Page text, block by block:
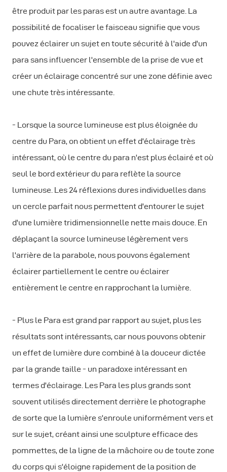
être produit par les paras est un autre avantage. La
possibilité de focaliser le faisceau signifie que vous
pouvez éclairer un sujet en toute sécurité à l'aide d'un
para sans influencer l'ensemble de la prise de vue et
créer un éclairage concentré sur une zone définie avec
une chute très intéressante.
- Lorsque la source lumineuse est plus éloignée du
centre du Para, on obtient un effet d'éclairage très
intéressant, où le centre du para n'est plus éclairé et où
seul le bord extérieur du para reflète la source
lumineuse. Les 24 réflexions dures individuelles dans
un cercle parfait nous permettent d'entourer le sujet
d'une lumière tridimensionnelle nette mais douce. En
déplaçant la source lumineuse légèrement vers
l'arrière de la parabole, nous pouvons également
éclairer partiellement le centre ou éclairer
entièrement le centre en rapprochant la lumière.
- Plus le Para est grand par rapport au sujet, plus les
résultats sont intéressants, car nous pouvons obtenir
un effet de lumière dure combiné à la douceur dictée
par la grande taille - un paradoxe intéressant en
termes d'éclairage. Les Para les plus grands sont
souvent utilisés directement derrière le photographe
de sorte que la lumière s'enroule uniformément vers et
sur le sujet, créant ainsi une sculpture efficace des
pommettes, de la ligne de la mâchoire ou de toute zone
du corps qui s'éloigne rapidement de la position de